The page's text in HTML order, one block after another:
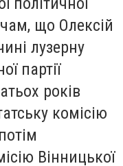
що Олексій
лузерну
партії
років
комісію
Вінницької